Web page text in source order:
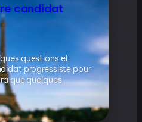
candidat
questions et
progressiste pour
que quelques